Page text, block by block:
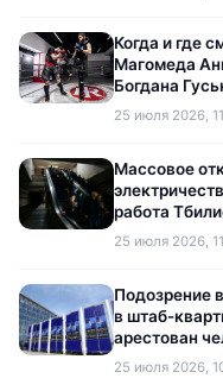
Когда и где
Магомеда
Богдана
25 июля 2026,
Массовое
работа
25 июля 2026,
Подозрение
в штаб-
арестован
китайского
25 июля 2026,